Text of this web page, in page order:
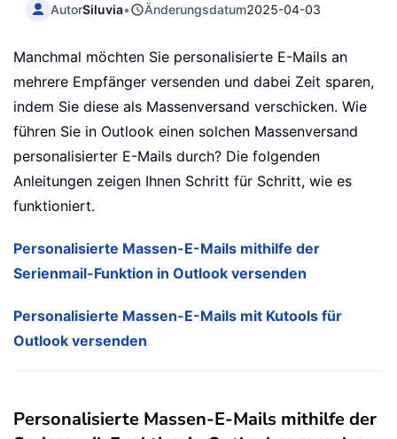
AutorSiluvia• Änderungsdatum2025-04-03
Manchmal möchten Sie personalisierte E-Mails an
mehrere Empfänger versenden und dabei Zeit sparen,
indem Sie diese als Massenversand verschicken. Wie
führen Sie in Outlook einen solchen Massenversand
personalisierter E-Mails durch? Die folgenden
Anleitungen zeigen Ihnen Schritt für Schritt, wie es
funktioniert.
Personalisierte Massen-E-Mails mithilfe der
Serienmail-Funktion in Outlook versenden
Personalisierte Massen-E-Mails mit Kutools für
Outlook versenden
Personalisierte Massen-E-Mails mithilfe der